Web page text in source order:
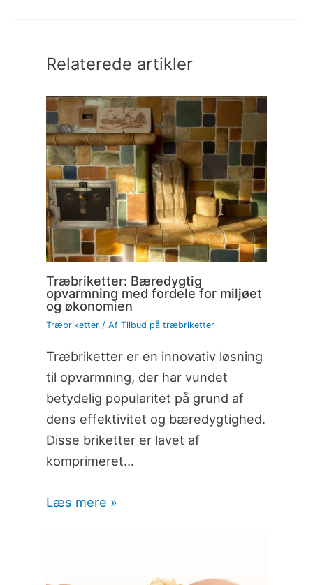
Relaterede artikler
Træbriketter: Bæredygtig
opvarmning med fordele for miljøet
og økonomien
Træbriketter/ Af Tilbud på træbriketter
Træbriketter er en innovativ løsning
til opvarmning, der har vundet
betydelig popularitet på grund af
dens effektivitet og bæredygtighed.
Disse briketter er lavet af
komprimeret…
Læs mere »